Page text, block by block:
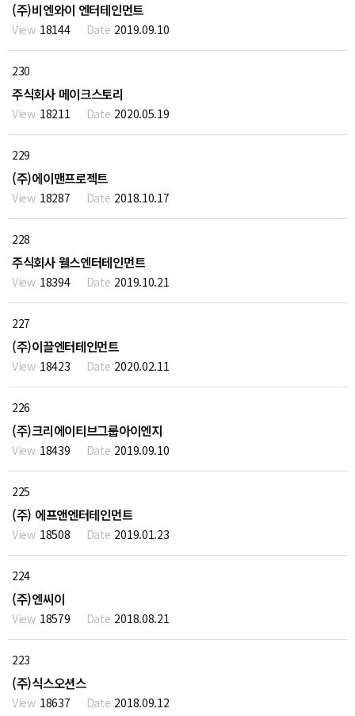
(주)비엔와이 엔터테인먼트
18144 2019.09.10
230
주식회사 메이크스토리
18211 2020.05.19
229
(주)에이맨프로젝트
18287 2018.10.17
228
주식회사 웰스엔터테인먼트
18394 2019.10.21
227
(주)이끌엔터테인먼트
18423 2020.02.11
226
(주)크리에이티브그룹아이엔지
18439 2019.09.10
225
(주) 에프앤엔터테인먼트
18508 2019.01.23
224
(주)엔씨이
18579 2018.08.21
223
(주)식스오션스
18637 2018.09.12